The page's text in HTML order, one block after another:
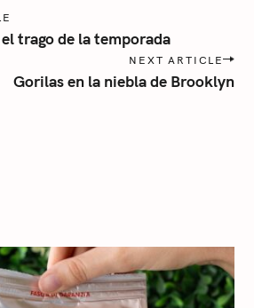
trago de la temporada
NEXT ARTICLE
Gorilas en la niebla de Brooklyn